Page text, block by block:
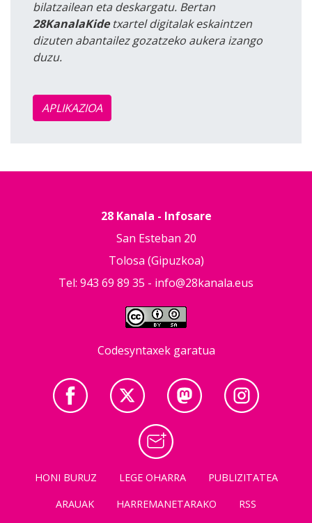
bilatzailean eta deskargatu. Bertan
28KanalaKidetxartel digitalak eskaintzen
dizuten abantailez gozatzeko aukera izango
duzu.
APLIKAZIOA
28 Kanala - Infosare
San Esteban 20
Tolosa (Gipuzkoa)
Tel: 943 69 89 35 - info@28kanala.eus
Codesyntaxek garatua
HONI BURUZ LEGE OHARRA
PUBLIZITATEA
ARAUAK
HARREMANETARAKO RSS